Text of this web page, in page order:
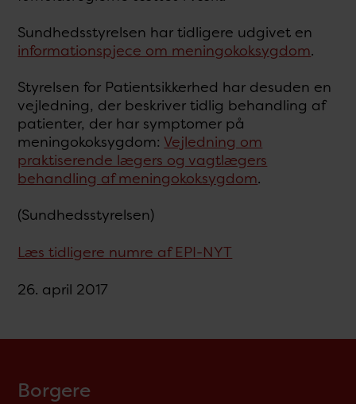
Sundhedsstyrelsen har tidligere udgivet en
informationspjece om meningokoksygdom.
Styrelsen for Patientsikkerhed har desuden en
vejledning, der beskriver tidlig behandling af
patienter, der har symptomer på
meningokoksygdom: Vejledning om
praktiserende lægers og vagtlægers
behandling af meningokoksygdom.
(Sundhedsstyrelsen)
Læs tidligere numre af EPI-NYT
26. april 2017
Borgere